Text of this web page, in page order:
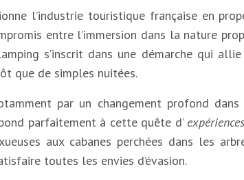
l’industrie touristique française en
entre l’immersion dans la nature
s’inscrit dans une démarche qui
que de simples nuitées.
par un changement profond
parfaitement à cette quête d’
aux cabanes perchées dans les
toutes les envies d’évasion.